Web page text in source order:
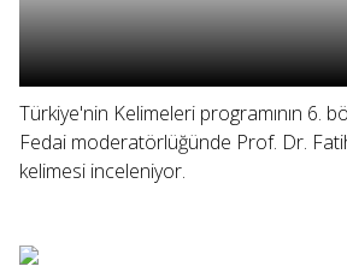
Türkiye'nin Kelimeleri programının 6.
Fedai moderatörlüğünde Prof. Dr.
kelimesi inceleniyor.